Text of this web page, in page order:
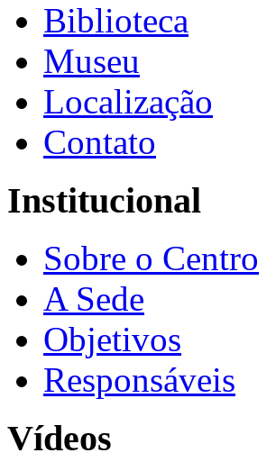
Biblioteca
Museu
Localização
Contato
Institucional
Sobre o Centro
A Sede
Objetivos
Responsáveis
Vídeos